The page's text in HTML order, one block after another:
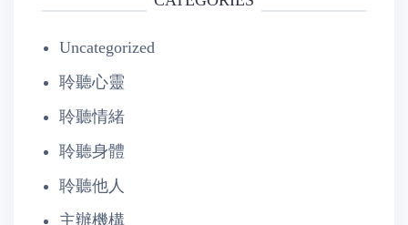
Uncategorized
聆聽心靈
聆聽情緒
聆聽身體
聆聽他人
主辦機構